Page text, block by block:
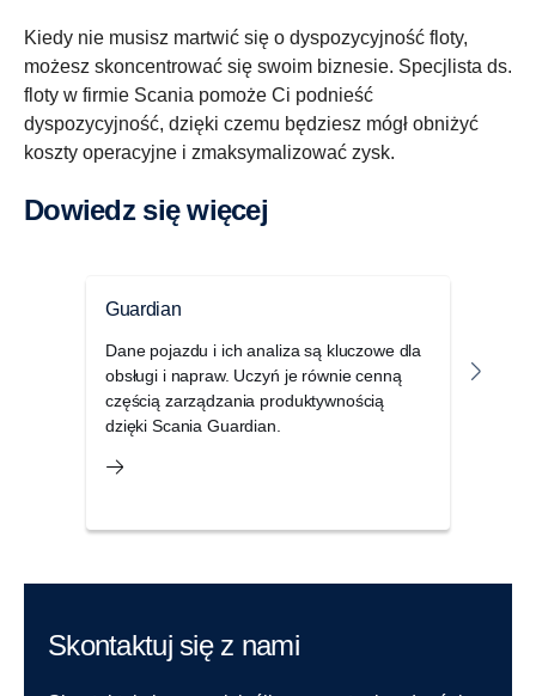
Kiedy nie musisz martwić się o dyspozycyjność floty,
możesz skoncentrować się swoim biznesie. Specjlista ds.
floty w firmie Scania pomoże Ci podnieść
dyspozycyjność, dzięki czemu będziesz mógł obniżyć
koszty operacyjne i zmaksymalizować zysk.
Dowiedz się więcej
Guardian
Dane pojazdu i ich analiza są kluczowe dla
obsługi i napraw. Uczyń je równie cenną
częścią zarządzania produktywnością
dzięki Scania Guardian.
Skontaktuj się z nami